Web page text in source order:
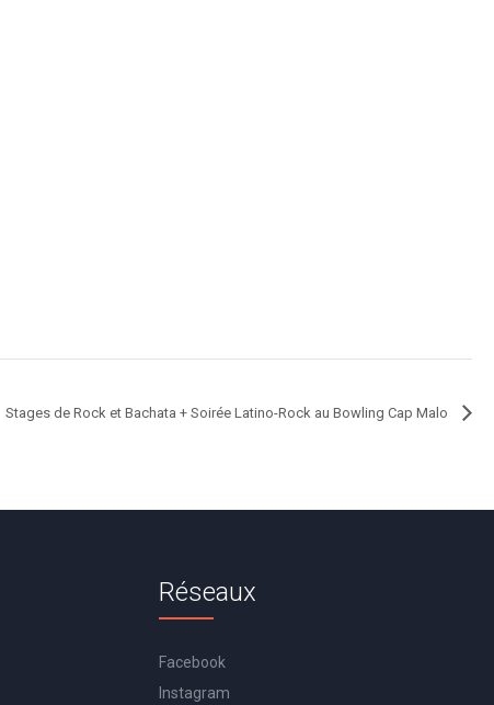
Stages de Rock et Bachata + Soirée Latino-Rock au Bowling Cap Malo
Réseaux
Facebook
Instagram